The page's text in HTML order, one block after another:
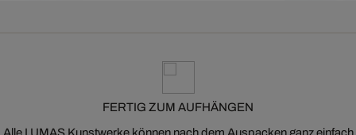
FERTIG ZUM AUFHÄNGEN
Alle LUMAS Kunstwerke können nach dem Auspacken ganz einfach